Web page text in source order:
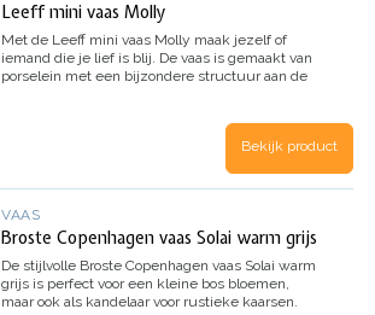
Leeff mini vaas Molly
Met de Leeff mini vaas Molly maak jezelf of
iemand die je lief is blij. De vaas is gemaakt van
porselein met een bijzondere structuur aan de
Bekijk product
VAAS
Broste Copenhagen vaas Solai warm grijs
De stijlvolle Broste Copenhagen vaas Solai warm
grijs is perfect voor een kleine bos bloemen,
maar ook als kandelaar voor rustieke kaarsen.